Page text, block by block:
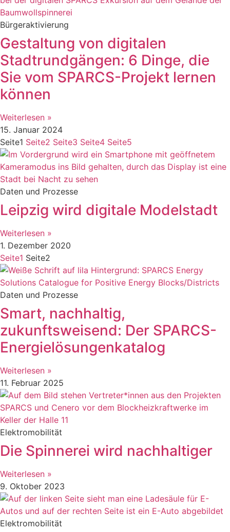
Bürgeraktivierung
Gestaltung von digitalen
Stadtrundgängen: 6 Dinge, die
Sie vom SPARCS-Projekt lernen
können
Weiterlesen »
15. Januar 2024
Seite1 Seite2 Seite3 Seite4 Seite5
Daten und Prozesse
Leipzig wird digitale Modelstadt
Weiterlesen »
1. Dezember 2020
Seite1 Seite2
Daten und Prozesse
Smart, nachhaltig,
zukunftsweisend: Der SPARCS-
Energielösungenkatalog
Weiterlesen »
11. Februar 2025
Elektromobilität
Die Spinnerei wird nachhaltiger
Weiterlesen »
9. Oktober 2023
Elektromobilität